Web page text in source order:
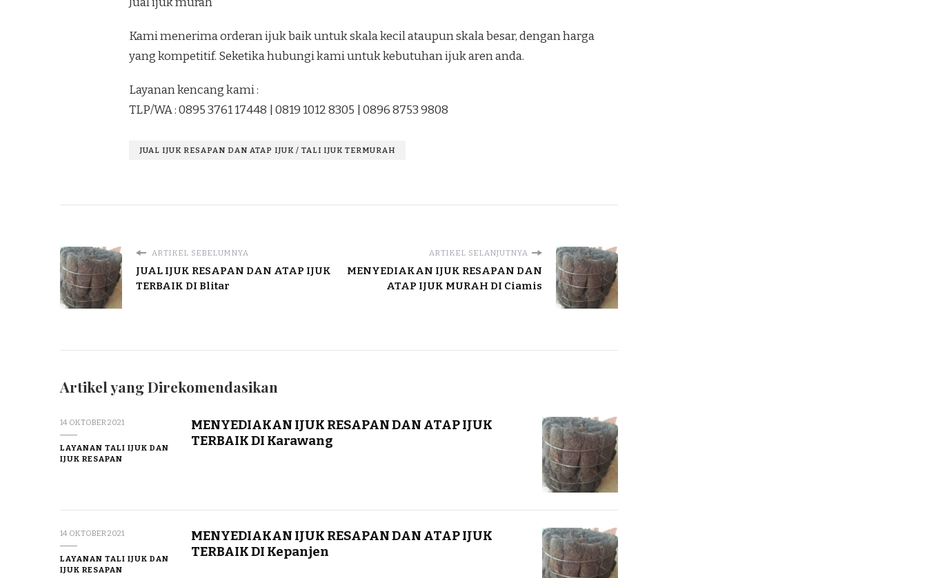
Kami menerima orderan ijuk baik untuk skala kecil ataupun skala besar, dengan harga
yang kompetitif. Seketika hubungi kami untuk kebutuhan ijuk aren anda.
Layanan kencang kami :
TLP/WA : 0895 3761 17448 | 0819 1012 8305 | 0896 8753 9808
JUAL IJUK RESAPAN DAN ATAP IJUK / TALI IJUK TERMURAH
ARTIKEL SEBELUMNYA
JUAL IJUK RESAPAN DAN ATAP IJUK
TERBAIK DI Blitar
ARTIKEL SELANJUTNYA
MENYEDIAKAN IJUK RESAPAN DAN
ATAP IJUK MURAH DI Ciamis
Artikel yang Direkomendasikan
14 OKTOBER 2021
LAYANAN TALI IJUK DAN
IJUK RESAPAN
MENYEDIAKAN IJUK RESAPAN DAN ATAP IJUK
TERBAIK DI Karawang
14 OKTOBER 2021
LAYANAN TALI IJUK DAN
IJUK RESAPAN
MENYEDIAKAN IJUK RESAPAN DAN ATAP IJUK
TERBAIK DI Kepanjen